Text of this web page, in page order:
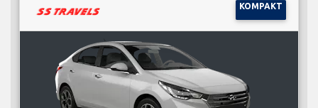
KOMPAKT